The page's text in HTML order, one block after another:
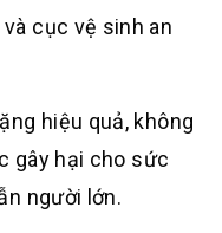
cục vệ sinh an
hiệu quả, không
gây hại cho sức
người lớn.